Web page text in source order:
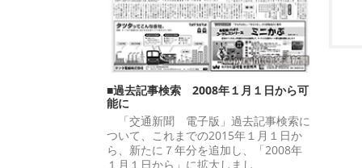
■過去記事検索 2008年１月１日から可
能に
「交通新聞 電子版」過去記事検索に
ついて、これまでの2015年１月１日か
ら、新たに７年分を追加し、「2008年
１月１日から」に拡大しまし